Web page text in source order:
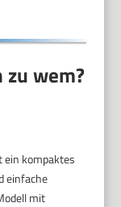
wem?
ein kompaktes
einfache
mit